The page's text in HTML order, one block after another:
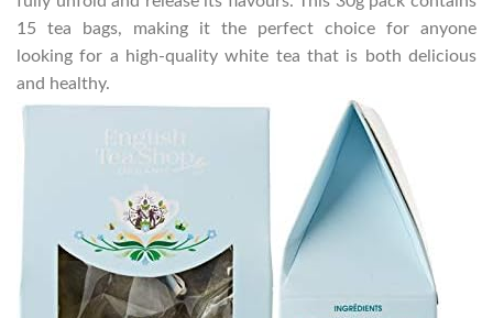
15 tea bags, making it the perfect choice for anyone
looking for a high-quality white tea that is both delicious
and healthy.